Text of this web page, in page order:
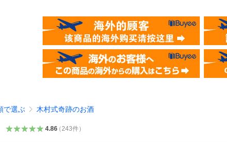
で選ぶ 木村式奇跡のお酒
4.86（243件）